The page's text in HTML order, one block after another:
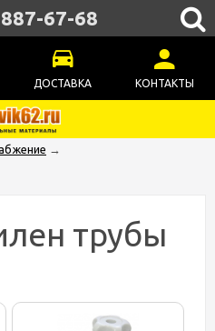
ДОСТАВКА КОНТАКТЫ
67-68
→
трубы